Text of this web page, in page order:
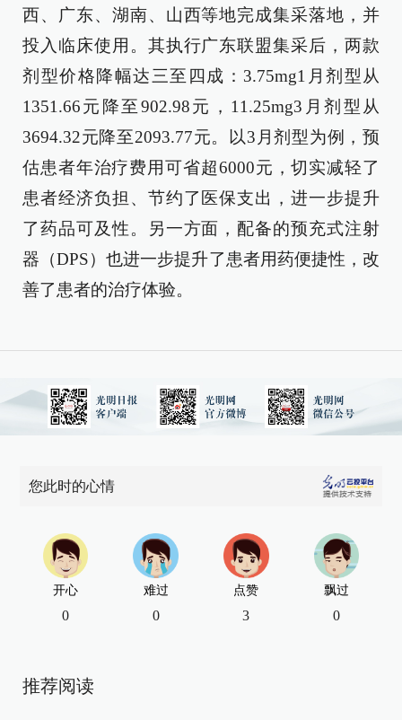
西、广东、湖南、山西等地完成集采落地，并
投入临床使用。其执行广东联盟集采后，两款
剂型价格降幅达三至四成：3.75mg1月剂型从
1351.66元降至902.98元，11.25mg3月剂型从
3694.32元降至2093.77元。以3月剂型为例，预
估患者年治疗费用可省超6000元，切实减轻了
患者经济负担、节约了医保支出，进一步提升
了药品可及性。另一方面，配备的预充式注射
器（DPS）也进一步提升了患者用药便捷性，改
善了患者的治疗体验。
您此时的心情
开心
0
难过
0
点赞
3
飘过
0
推荐阅读